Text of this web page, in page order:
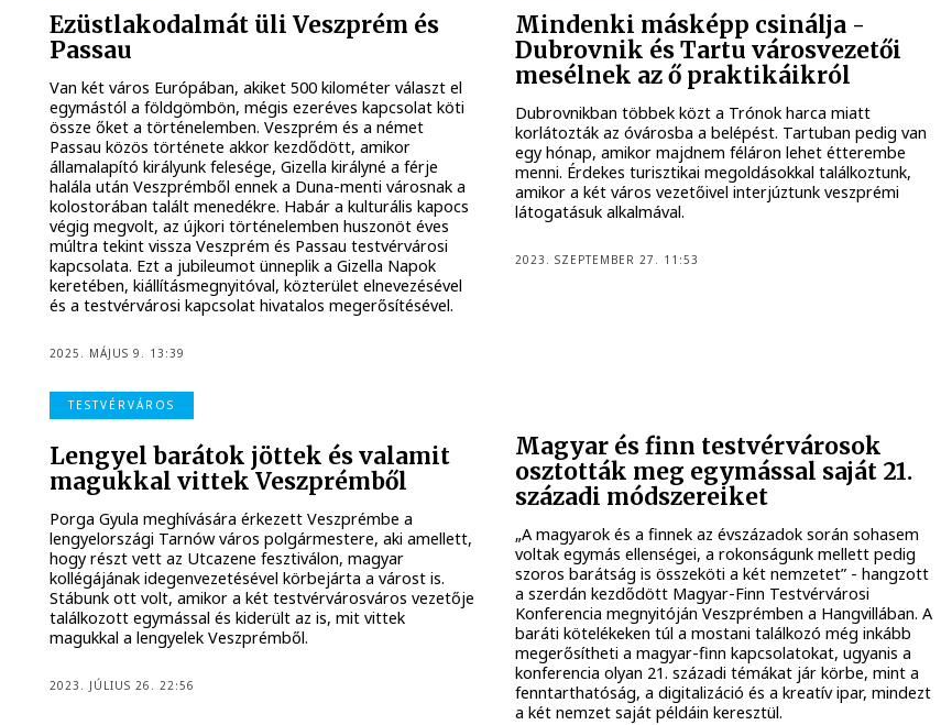
Ezüstlakodalmát üli Veszprém és
Passau
Van két város Európában, akiket 500 kilométer választ el
egymástól a földgömbön, mégis ezeréves kapcsolat köti
össze őket a történelemben. Veszprém és a német
Passau közös története akkor kezdődött, amikor
államalapító királyunk felesége, Gizella királyné a férje
halála után Veszprémből ennek a Duna-menti városnak a
kolostorában talált menedékre. Habár a kulturális kapocs
végig megvolt, az újkori történelemben huszonöt éves
múltra tekint vissza Veszprém és Passau testvérvárosi
kapcsolata. Ezt a jubileumot ünneplik a Gizella Napok
keretében, kiállításmegnyitóval, közterület elnevezésével
és a testvérvárosi kapcsolat hivatalos megerősítésével.
2025. MÁJUS 9. 13:39
Mindenki másképp csinálja -
Dubrovnik és Tartu városvezetői
mesélnek az ő praktikáikról
Dubrovnikban többek közt a Trónok harca miatt
korlátozták az óvárosba a belépést. Tartuban pedig van
egy hónap, amikor majdnem féláron lehet étterembe
menni. Érdekes turisztikai megoldásokkal találkoztunk,
amikor a két város vezetőivel interjúztunk veszprémi
látogatásuk alkalmával.
2023. SZEPTEMBER 27. 11:53
TESTVÉRVÁROS
Lengyel barátok jöttek és valamit
magukkal vittek Veszprémből
Porga Gyula meghívására érkezett Veszprémbe a
lengyelországi Tarnów város polgármestere, aki amellett,
hogy részt vett az Utcazene fesztiválon, magyar
kollégájának idegenvezetésével körbejárta a várost is.
Stábunk ott volt, amikor a két testvérvárosváros vezetője
találkozott egymással és kiderült az is, mit vittek
magukkal a lengyelek Veszprémből.
2023. JÚLIUS 26. 22:56
Magyar és finn testvérvárosok
osztották meg egymással saját 21.
századi módszereiket
„A magyarok és a finnek az évszázadok során sohasem
voltak egymás ellenségei, a rokonságunk mellett pedig
szoros barátság is összeköti a két nemzetet” - hangzott
a szerdán kezdődött Magyar-Finn Testvérvárosi
Konferencia megnyitóján Veszprémben a Hangvillában. A
baráti kötelékeken túl a mostani találkozó még inkább
megerősítheti a magyar-finn kapcsolatokat, ugyanis a
konferencia olyan 21. századi témákat jár körbe, mint a
fenntarthatóság, a digitalizáció és a kreatív ipar, mindezt
a két nemzet saját példáin keresztül.